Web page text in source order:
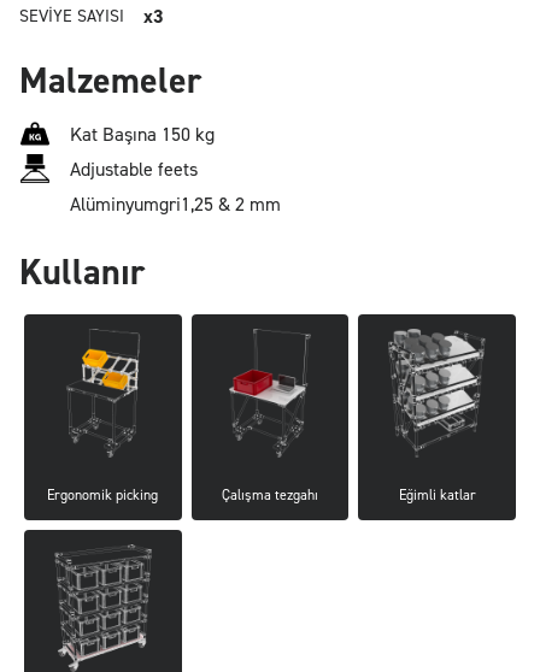
SEVIYE SAYISI x3
Malzemeler
Kat Başına 150 kg
Adjustable feets
Alüminyumgri1,25 & 2 mm
Kullanır
Ergonomik picking Çalışma tezgahı Eğimli katlar